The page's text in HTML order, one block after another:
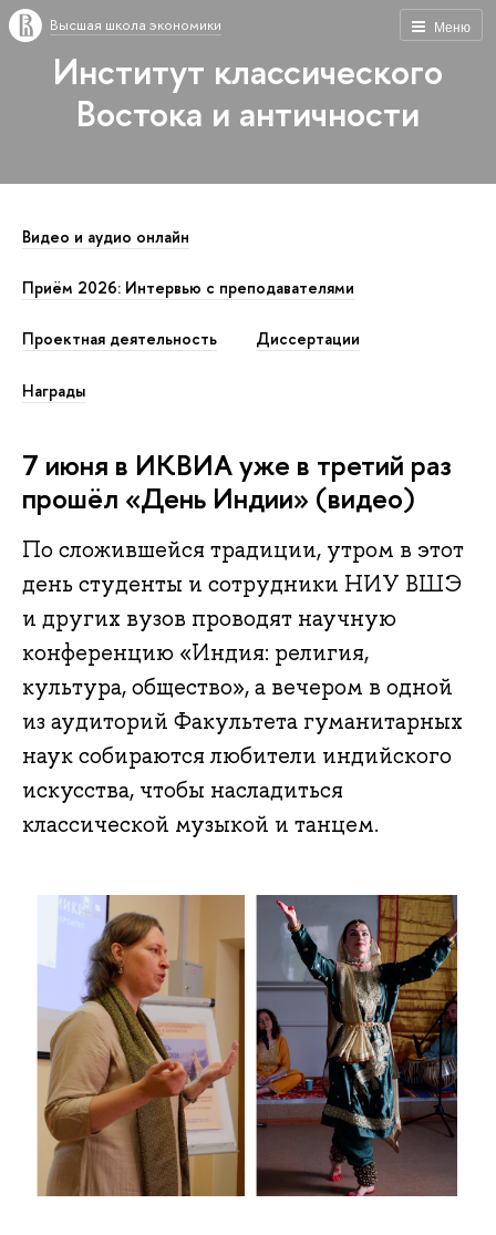
Меню
Высшая школа экономики
Институт классического
Востока и античности
Видео и аудио онлайн
Приём 2026: Интервью с преподавателями
Проектная деятельность Диссертации
Награды
7 июня в ИКВИА уже в третий раз
прошёл «День Индии» (видео)
По сложившейся традиции, утром в этот
день студенты и сотрудники НИУ ВШЭ
и других вузов проводят научную
конференцию «Индия: религия,
культура, общество», а вечером в одной
из аудиторий Факультета гуманитарных
наук собираются любители индийского
искусства, чтобы насладиться
классической музыкой и танцем.